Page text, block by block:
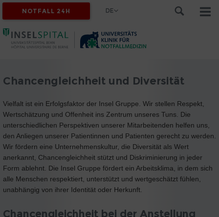
NOTFALL 24H DE
Chancengleichheit und Diversität
Vielfalt ist ein Erfolgsfaktor der Insel Gruppe. Wir stellen Respekt,
Wertschätzung und Offenheit ins Zentrum unseres Tuns. Die
unterschiedlichen Perspektiven unserer Mitarbeitenden helfen uns,
den Anliegen unserer Patientinnen und Patienten gerecht zu werden.
Wir fördern eine Unternehmenskultur, die Diversität als Wert
anerkannt, Chancengleichheit stützt und Diskriminierung in jeder
Form ablehnt. Die Insel Gruppe fördert ein Arbeitsklima, in dem sich
alle Menschen respektiert, unterstützt und wertgeschätzt fühlen,
unabhängig von ihrer Identität oder Herkunft.
Chancengleichheit bei der Anstellung